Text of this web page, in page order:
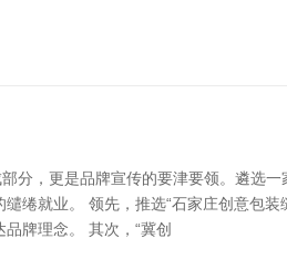
，更是品牌宣传的要津要领。遴选
绻就业。 领先，推选“石家庄创意包
牌理念。 其次，“冀创